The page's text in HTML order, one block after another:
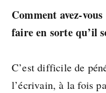
Comment avez-
faire en sorte qu’il
C’est difficile de
l’écrivain, à la fois